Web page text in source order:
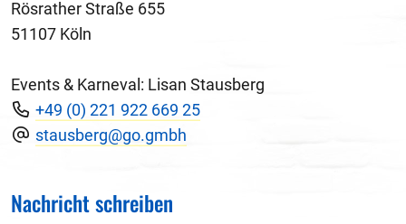
Rösrather Straße 655
51107 Köln
Events & Karneval: Lisan Stausberg
+49 (0) 221 922 669 25
stausberg@go.gmbh
Nachricht schreiben